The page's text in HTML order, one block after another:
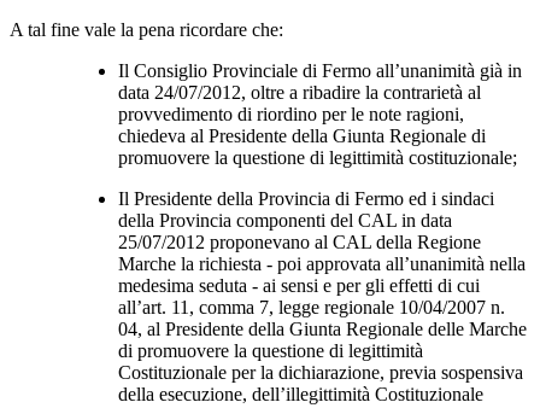
A tal fine vale la pena ricordare che:
Il Consiglio Provinciale di Fermo all’unanimità già in
data 24/07/2012, oltre a ribadire la contrarietà al
provvedimento di riordino per le note ragioni,
chiedeva al Presidente della Giunta Regionale di
promuovere la questione di legittimità costituzionale;
Il Presidente della Provincia di Fermo ed i sindaci
della Provincia componenti del CAL in data
25/07/2012 proponevano al CAL della Regione
Marche la richiesta - poi approvata all’unanimità nella
medesima seduta - ai sensi e per gli effetti di cui
all’art. 11, comma 7, legge regionale 10/04/2007 n.
04, al Presidente della Giunta Regionale delle Marche
di promuovere la questione di legittimità
Costituzionale per la dichiarazione, previa sospensiva
della esecuzione, dell’illegittimità Costituzionale